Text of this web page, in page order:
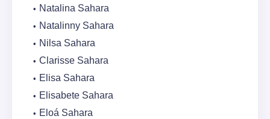
Natalina Sahara
Natalinny Sahara
Nilsa Sahara
Clarisse Sahara
Elisa Sahara
Elisabete Sahara
Eloá Sahara